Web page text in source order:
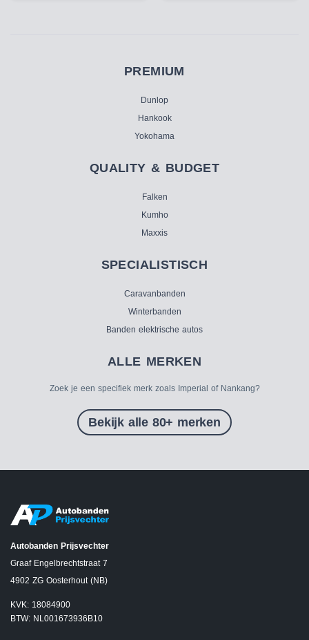
PREMIUM
Dunlop
Hankook
Yokohama
QUALITY & BUDGET
Falken
Kumho
Maxxis
SPECIALISTISCH
Caravanbanden
Winterbanden
Banden elektrische autos
ALLE MERKEN
Zoek je een specifiek merk zoals Imperial of Nankang?
Bekijk alle 80+ merken
Autobanden Prijsvechter
Graaf Engelbrechtstraat 7
4902 ZG Oosterhout (NB)
KVK: 18084900
BTW: NL001673936B10